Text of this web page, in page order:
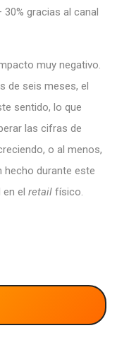
gracias al canal
muy negativo.
de seis meses, el
sentido, lo que
las cifras de
o al menos,
hecho durante este
en el retail físico.